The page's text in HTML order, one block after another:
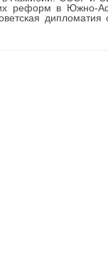
реформ в Южно-
дипломатия